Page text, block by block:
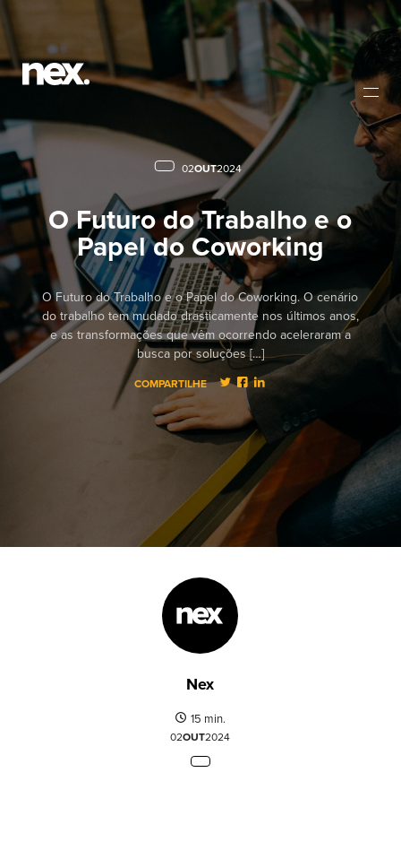
02OUT2024
O Futuro do Trabalho e o
Papel do Coworking
O Futuro do Trabalho e o Papel do Coworking. O cenário
do trabalho tem mudado drasticamente nos últimos anos,
e as transformações que vêm ocorrendo aceleraram a
busca por soluções […]
COMPARTILHE
Nex
15 min.
02OUT2024